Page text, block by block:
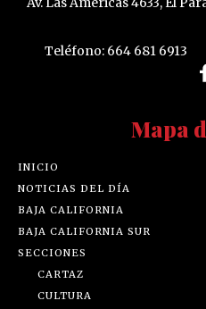
Teléfono: 664 681 6913
Mapa
INICIO
NOTICIAS DEL DÍA
BAJA CALIFORNIA
BAJA CALIFORNIA SUR
SECCIONES
CARTAZ
CULTURA